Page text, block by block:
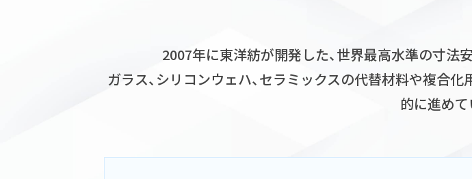
2007年に東洋紡が開発した、世界最高水準の寸法
ガラス、シリコンウェハ、セラミックスの代替材料や複合
的に進めて